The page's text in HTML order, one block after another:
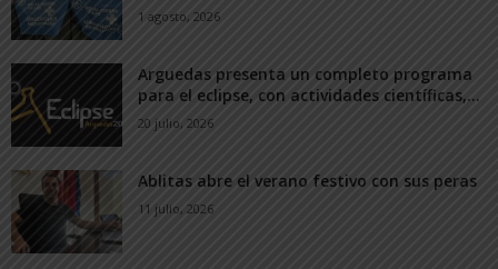
1 agosto, 2026
Arguedas presenta un completo programa
para el eclipse, con actividades científicas,...
20 julio, 2026
Ablitas abre el verano festivo con sus peras
11 julio, 2026